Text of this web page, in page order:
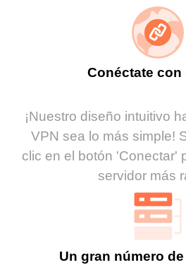
Conéctate con
¡Nuestro diseño intuitivo
VPN sea lo más simple!
clic en el botón 'Conectar'
servidor más
Un gran número